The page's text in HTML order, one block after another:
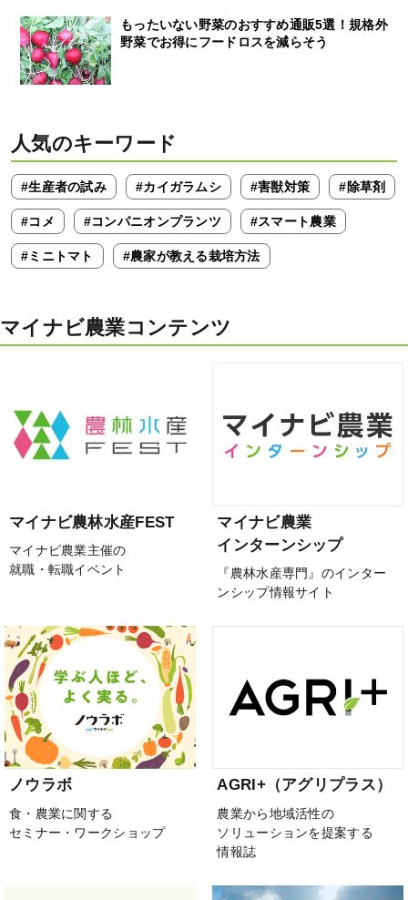
もったいない野菜のおすすめ通販5選！規格外
野菜でお得にフードロスを減らそう
人気のキーワード
#生産者の試み #カイガラムシ #害獣対策 #除草剤
#コメ #コンパニオンプランツ #スマート農業
#ミニトマト #農家が教える栽培方法
マイナビ農業コンテンツ
マイナビ農林水産FEST
マイナビ農業主催の
就職・転職イベント
マイナビ農業
インターンシップ
『農林水産専門』のインター
ンシップ情報サイト
ノウラボ
食・農業に関する
セミナー・ワークショップ
AGRI+（アグリプラス）
農業から地域活性の
ソリューションを提案する
情報誌